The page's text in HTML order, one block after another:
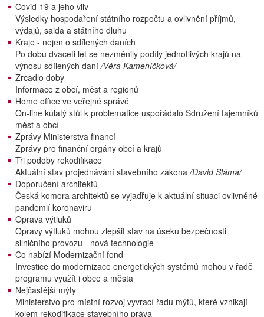
Covid-19 a jeho vliv
Výsledky hospodaření státního rozpočtu a ovlivnění příjmů,
výdajů, salda a státního dluhu
Kraje - nejen o sdílených daních
Po dobu dvaceti let se nezměnily podíly jednotlivých krajů na
výnosu sdílených daní/Věra Kameníčková/
Zrcadlo doby
Informace z obcí, měst a regionů
Home office ve veřejné správě
On-line kulatý stůl k problematice uspořádalo Sdružení tajemníků
měst a obcí
Zprávy Ministerstva financí
Zprávy pro finanční orgány obcí a krajů
Tři podoby rekodifikace
Aktuální stav projednávání stavebního zákona/David Sláma/
Doporučení architektů
Česká komora architektů se vyjadřuje k aktuální situaci ovlivněné
pandemií koronaviru
Oprava výtluků
Opravy výtluků mohou zlepšit stav na úseku bezpečnosti
silničního provozu - nová technologie
Co nabízí Modernizační fond
Investice do modernizace energetických systémů mohou v řadě
programu využít i obce a města
Nejčastější mýty
Ministerstvo pro místní rozvoj vyvrací řadu mýtů, které vznikají
kolem rekodifikace stavebního práva